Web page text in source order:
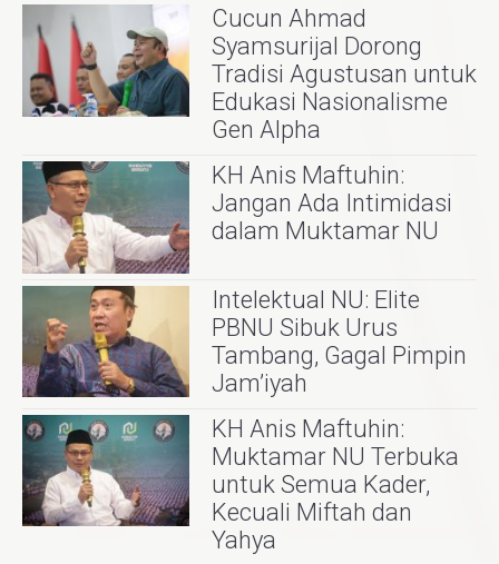
Cucun Ahmad
Syamsurijal Dorong
Tradisi Agustusan untuk
Edukasi Nasionalisme
Gen Alpha
KH Anis Maftuhin:
Jangan Ada Intimidasi
dalam Muktamar NU
Intelektual NU: Elite
PBNU Sibuk Urus
Tambang, Gagal Pimpin
Jam’iyah
KH Anis Maftuhin:
Muktamar NU Terbuka
untuk Semua Kader,
Kecuali Miftah dan
Yahya